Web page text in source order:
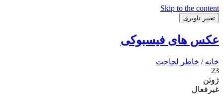
Skip to the content
تغییر ناوبری
عکس های فیسبوکی
خانه / خاطر لجاجت
23
ژوئن
غیرفعال